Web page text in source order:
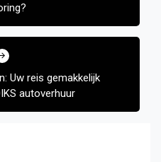
Uw reis gemakkelijk
autoverhuur